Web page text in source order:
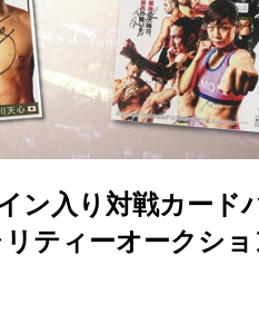
ン入り対戦カード
ティーオークショ